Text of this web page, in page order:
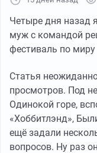
Четыре дня назад
муж с командой
фестиваль по миру
Статья
просмотров. Под
Одинокой горе,
«Хоббитлэнд»,
ещё задали
вопросов. Ну раз